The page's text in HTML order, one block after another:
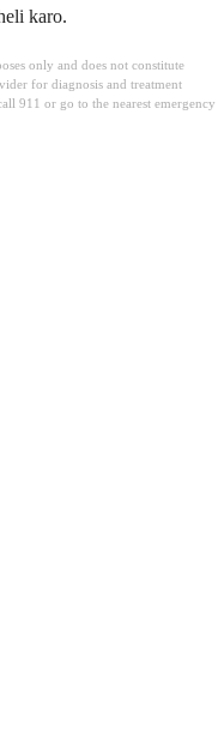
karo.
only and does not constitute
for diagnosis and treatment
911 or go to the nearest emergency